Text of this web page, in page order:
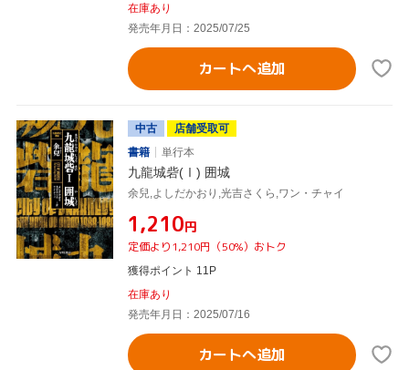
在庫あり
発売年月日：2025/07/25
カートへ追加
中古
店舗受取可
書籍
単行本
九龍城砦(Ⅰ) 囲城
余兒,よしだかおり,光吉さくら,ワン・チャイ
¥1,210円
定価より1,210円（50%）おトク
獲得ポイント 11P
在庫あり
発売年月日：2025/07/16
カートへ追加